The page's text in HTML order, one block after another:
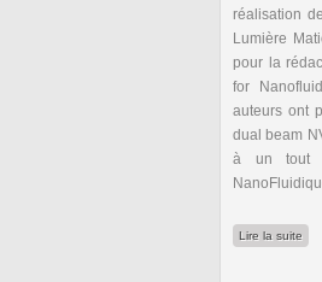
réalisation
Lumière
pour la
for
auteurs ont
dual beam
à un tout
Lire la suite